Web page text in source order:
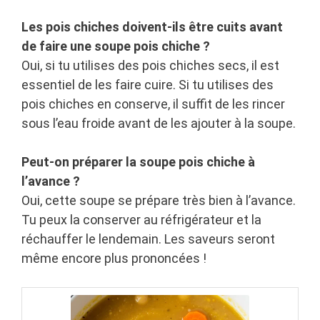
Les pois chiches doivent-ils être cuits avant
de faire une soupe pois chiche ?
Oui, si tu utilises des pois chiches secs, il est
essentiel de les faire cuire. Si tu utilises des
pois chiches en conserve, il suffit de les rincer
sous l’eau froide avant de les ajouter à la soupe.
Peut-on préparer la soupe pois chiche à
l’avance ?
Oui, cette soupe se prépare très bien à l’avance.
Tu peux la conserver au réfrigérateur et la
réchauffer le lendemain. Les saveurs seront
même encore plus prononcées !